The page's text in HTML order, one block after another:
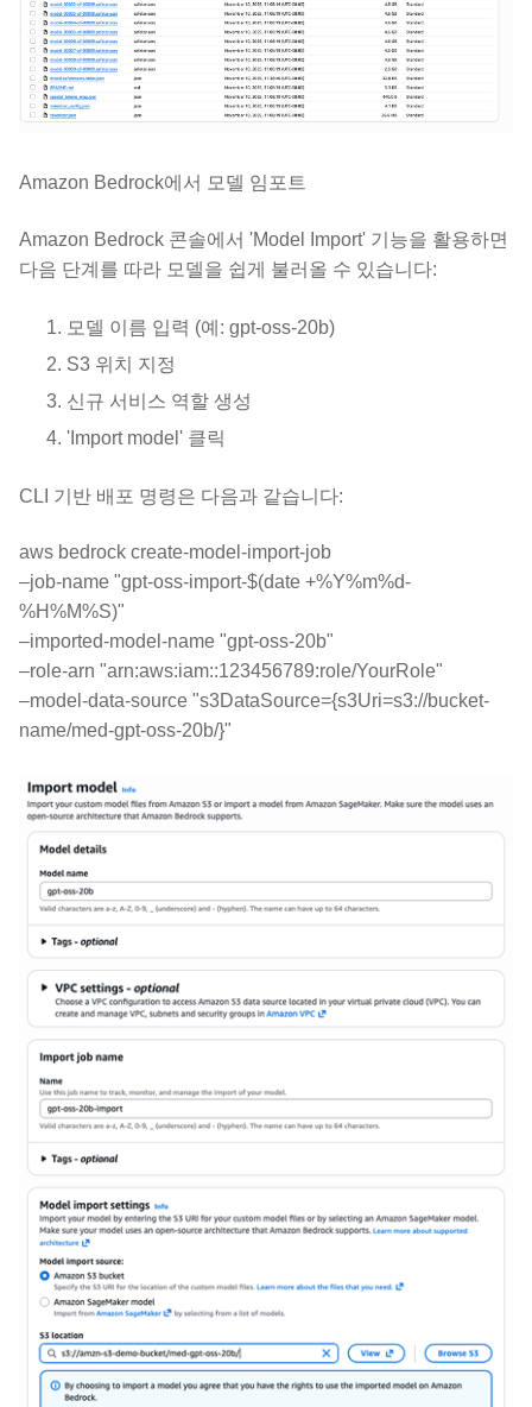
Amazon Bedrock에서 모델 임포트
Amazon Bedrock 콘솔에서 'Model Import' 기능을 활용하면
다음 단계를 따라 모델을 쉽게 불러올 수 있습니다:
모델 이름 입력 (예: gpt-oss-20b)
S3 위치 지정
신규 서비스 역할 생성
'Import model' 클릭
CLI 기반 배포 명령은 다음과 같습니다:
aws bedrock create-model-import-job
–job-name "gpt-oss-import-$(date +%Y%m%d-
%H%M%S)"
–imported-model-name "gpt-oss-20b"
–role-arn "arn:aws:iam::123456789:role/YourRole"
–model-data-source "s3DataSource={s3Uri=s3://bucket-
name/med-gpt-oss-20b/}"